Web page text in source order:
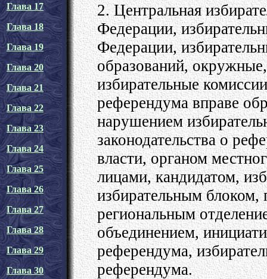
Глава 17
Глава 18
Глава 19
Глава 20
Глава 21
Глава 22
Глава 23
Глава 24
Глава 25
Глава 26
Глава 27
Глава 28
Глава 29
Глава 30
2. Центральная
Федерации,
Федерации,
образований,
избирательные
референдума вправе
нарушением
законодательства о
власти, органом
лицами, кандидатом,
избирательным блоком,
региональным
объединением,
референдума,
референдума.